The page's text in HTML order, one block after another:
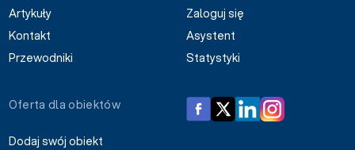
Artykuły
Kontakt
Przewodniki
Zaloguj się
Asystent
Statystyki
Oferta dla obiektów
Dodaj swój obiekt